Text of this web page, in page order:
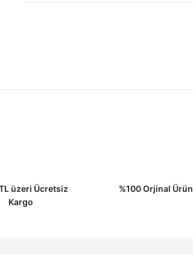
üzeri Ücretsiz
Kargo
%100 Orjinal Ürün